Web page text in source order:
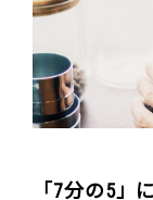
「7分の5」